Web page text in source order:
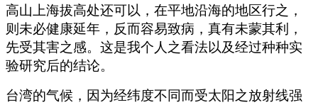
高山上海拔高处还可以，在平地沿海的地区行之，
则未必健康延年，反而容易致病，真有未蒙其利，
先受其害之感。这是我个人之看法以及经过种种实
验研究后的结论。
台湾的气候，因为经纬度不同而受太阳之放射线强